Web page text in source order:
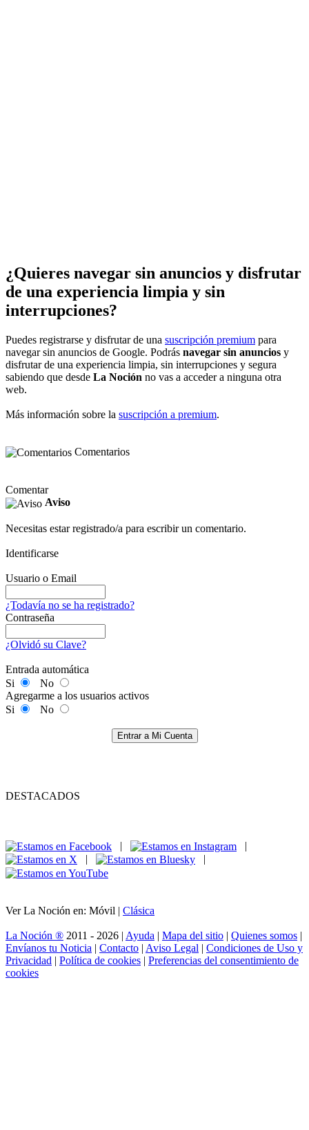
¿Quieres navegar sin anuncios y disfrutar
de una experiencia limpia y sin
interrupciones?
Puedes registrarse y disfrutar de una suscripción premium para
navegar sin anuncios de Google. Podrás navegar sin anuncios y
disfrutar de una experiencia limpia, sin interrupciones y segura
sabiendo que desde La Noción no vas a acceder a ninguna otra
web.
Más información sobre la suscripción a premium.
Comentarios
Comentar
Aviso
Necesitas estar registrado/a para escribir un comentario.
Identificarse
Usuario o Email
¿Todavía no se ha registrado?
Contraseña
¿Olvidó su Clave?
Entrada automática
Si
No
Agregarme a los usuarios activos
Si
No
Entrar a Mi Cuenta
DESTACADOS
|
|
|
|
Ver La Noción en: Móvil | Clásica
La Noción ® 2011 - 2026 | Ayuda | Mapa del sitio | Quienes somos |
Envíanos tu Noticia | Contacto | Aviso Legal | Condiciones de Uso y
Privacidad | Política de cookies | Preferencias del consentimiento de
cookies